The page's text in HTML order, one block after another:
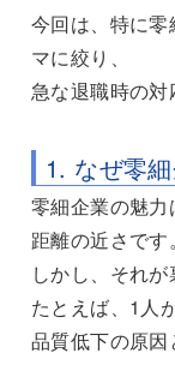
今回は、特に
マに絞り、
急な退職時の対
1. なぜ零
零細企業の魅
距離の近さです。
しかし、それが
たとえば、1人
品質低下の原因